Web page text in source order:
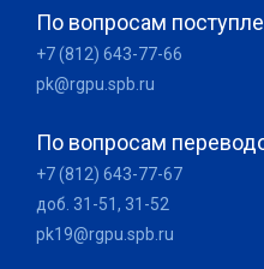
По вопросам
+7 (812) 643-77-66
pk@rgpu.spb.ru
По вопросам
+7 (812) 643-77-67
доб. 31-51, 31-52
pk19@rgpu.spb.ru